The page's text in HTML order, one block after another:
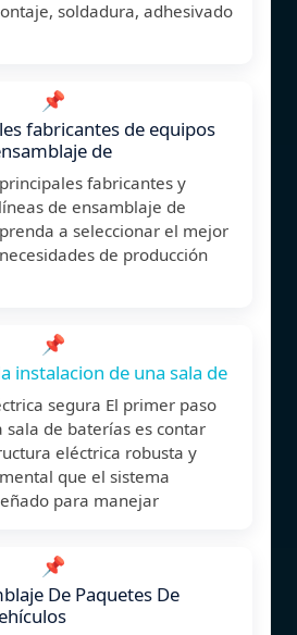
soldadura, adhesivado
📌
fabricantes de equipos
de
fabricantes y
de ensamblaje de
a seleccionar el mejor
de producción
📌
instalacion de una sala de
segura El primer paso
sala de baterías es contar
eléctrica robusta y
que el sistema
para manejar
📌
De Paquetes De